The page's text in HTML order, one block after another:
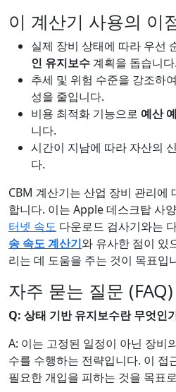
이 계산기 사용의 이
실제 장비 상태에 따라 우선
인 유지보수 계획을 돕습니다.
추세 및 위험 수준을 강조하여
성을 줄입니다.
비용 최적화 기능으로 예산
니다.
시간이 지남에 따라 자산의
다.
CBM 계산기는 산업 장비 관리에
합니다. 이는 Apple 데스크탑 사
터넷 속도 다운로드 검사기와는
송 속도 계산기와 유사한 점이 있
리는 데 도움을 주는 것이 목표입
자주 묻는 질문 (FAQ)
Q: 상태 기반 유지보수란 무엇인
A: 이는 고정된 일정이 아닌 장비
수를 수행하는 전략입니다. 이 접
필요한 개입을 피하는 것을 목표